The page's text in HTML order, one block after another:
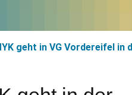
geht in VG Vordereifel in